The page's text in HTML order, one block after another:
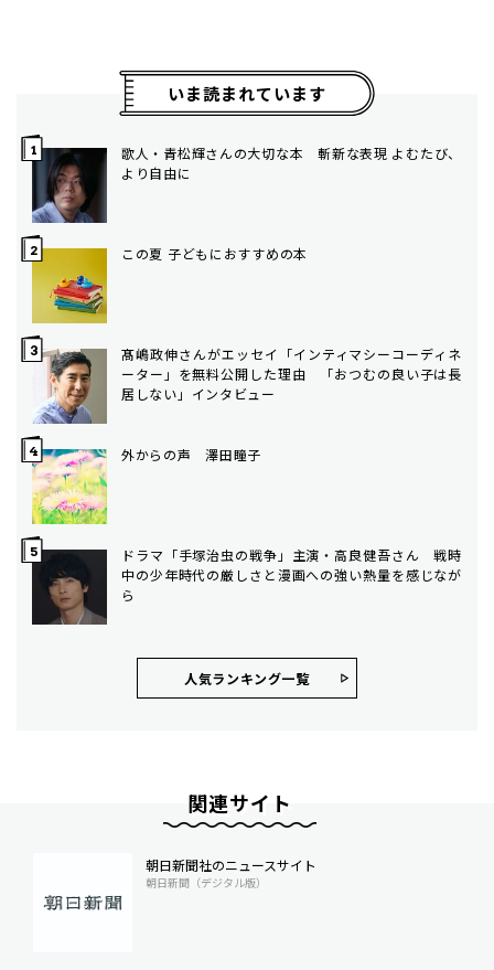
いま読まれています
歌人・青松輝さんの大切な本 斬新な表現 よむたび、
より自由に
この夏 子どもにおすすめの本
髙嶋政伸さんがエッセイ「インティマシーコーディネ
ーター」を無料公開した理由 「おつむの良い子は長
居しない」インタビュー
外からの声 澤田瞳子
ドラマ「手塚治虫の戦争」主演・高良健吾さん 戦時
中の少年時代の厳しさと漫画への強い熱量を感じなが
ら
人気ランキング⼀覧
関連サイト
朝日新聞社のニュースサイト
朝日新聞（デジタル版）